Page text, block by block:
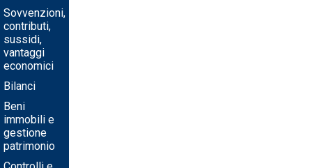
Sovvenzioni,
contributi,
sussidi,
vantaggi
economici
Bilanci
Beni
immobili e
gestione
patrimonio